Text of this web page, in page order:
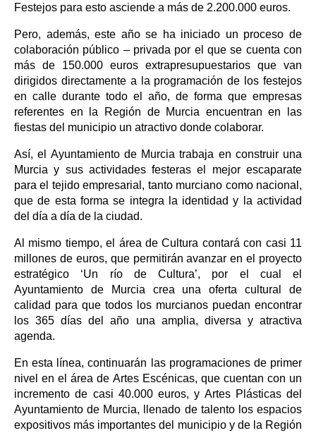
Festejos para esto asciende a más de 2.200.000 euros.
Pero, además, este año se ha iniciado un proceso de
colaboración público – privada por el que se cuenta con
más de 150.000 euros extrapresupuestarios que van
dirigidos directamente a la programación de los festejos
en calle durante todo el año, de forma que empresas
referentes en la Región de Murcia encuentran en las
fiestas del municipio un atractivo donde colaborar.
Así, el Ayuntamiento de Murcia trabaja en construir una
Murcia y sus actividades festeras el mejor escaparate
para el tejido empresarial, tanto murciano como nacional,
que de esta forma se integra la identidad y la actividad
del día a día de la ciudad.
Al mismo tiempo, el área de Cultura contará con casi 11
millones de euros, que permitirán avanzar en el proyecto
estratégico ‘Un río de Cultura’, por el cual el
Ayuntamiento de Murcia crea una oferta cultural de
calidad para que todos los murcianos puedan encontrar
los 365 días del año una amplia, diversa y atractiva
agenda.
En esta línea, continuarán las programaciones de primer
nivel en el área de Artes Escénicas, que cuentan con un
incremento de casi 40.000 euros, y Artes Plásticas del
Ayuntamiento de Murcia, llenado de talento los espacios
expositivos más importantes del municipio y de la Región